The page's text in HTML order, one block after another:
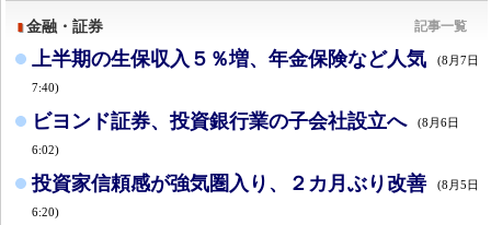
金融・証券 記事一覧
上半期の生保収入５％増、年金保険など人気 (8月7日
7:40)
ビヨンド証券、投資銀行業の子会社設立へ (8月6日
6:02)
投資家信頼感が強気圏入り、２カ月ぶり改善 (8月5日
6:20)